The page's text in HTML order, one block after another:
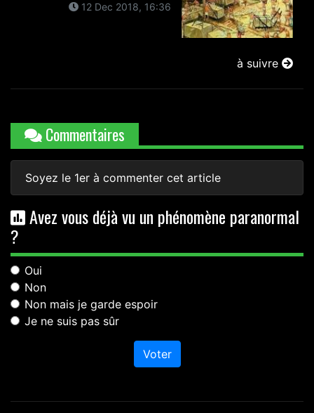
12 Dec 2018, 16:36
à suivre
Commentaires
Soyez le 1er à commenter cet article
Avez vous déjà vu un phénomène paranormal
?
Oui
Non
Non mais je garde espoir
Je ne suis pas sûr
Voter